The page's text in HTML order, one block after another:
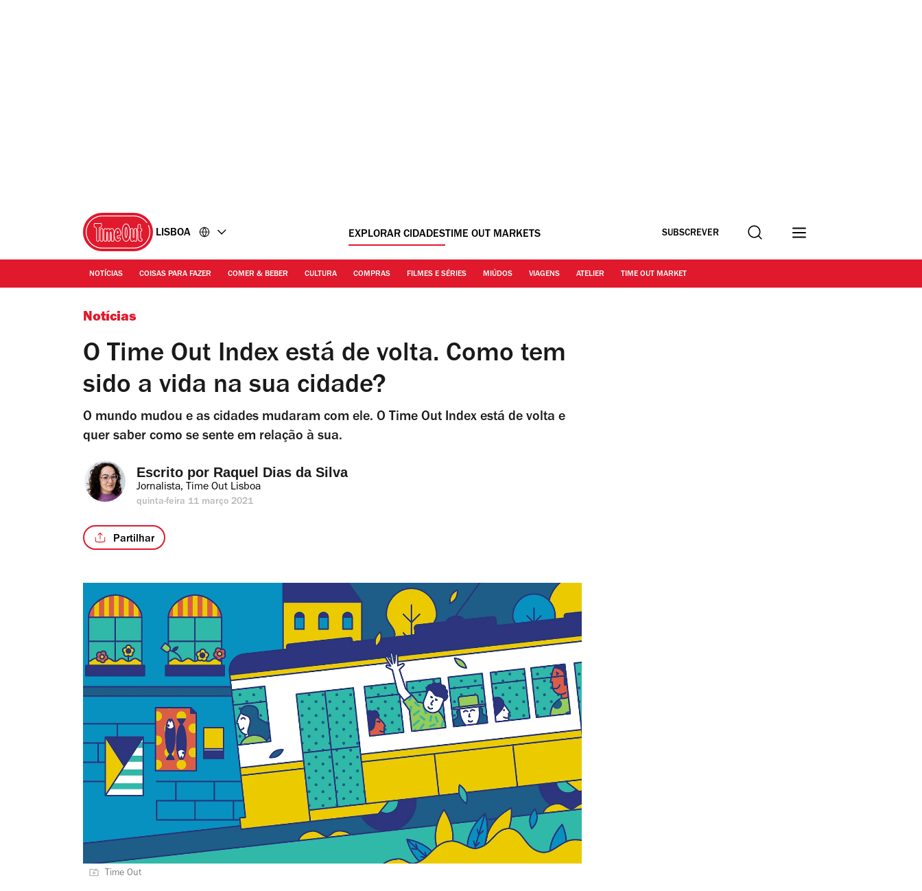
LISBOA EXPLORAR CIDADESTIME OUT MARKETS SUBSCREVER Procurar
NOTÍCIAS COISAS PARA FAZER COMER & BEBER CULTURA COMPRAS FILMES E SÉRIES MIÚDOS VIAGENS ATELIER TIME OUT MARKET
Notícias
O Time Out Index está de volta. Como tem
sido a vida na sua cidade?
O mundo mudou e as cidades mudaram com ele. O Time Out Index está de volta e
quer saber como se sente em relação à sua.
Escrito por Raquel Dias da Silva
Jornalista, Time Out Lisboa
quinta-feira 11 março 2021
Partilhar
Time Out